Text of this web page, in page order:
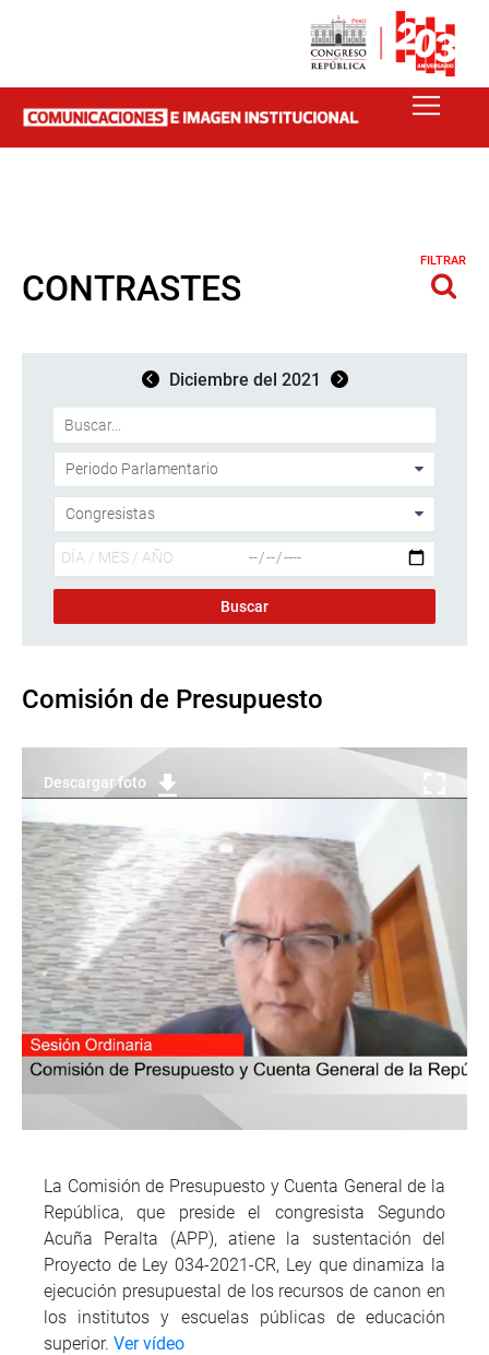
CONTRASTES
FILTRAR
Diciembre del 2021
Comisión de Presupuesto
Descargar foto
La Comisión de Presupuesto y Cuenta General de la
República, que preside el congresista Segundo
Acuña Peralta (APP), atiene la sustentación del
Proyecto de Ley 034-2021-CR, Ley que dinamiza la
ejecución presupuestal de los recursos de canon en
los institutos y escuelas públicas de educación
superior. Ver vídeo